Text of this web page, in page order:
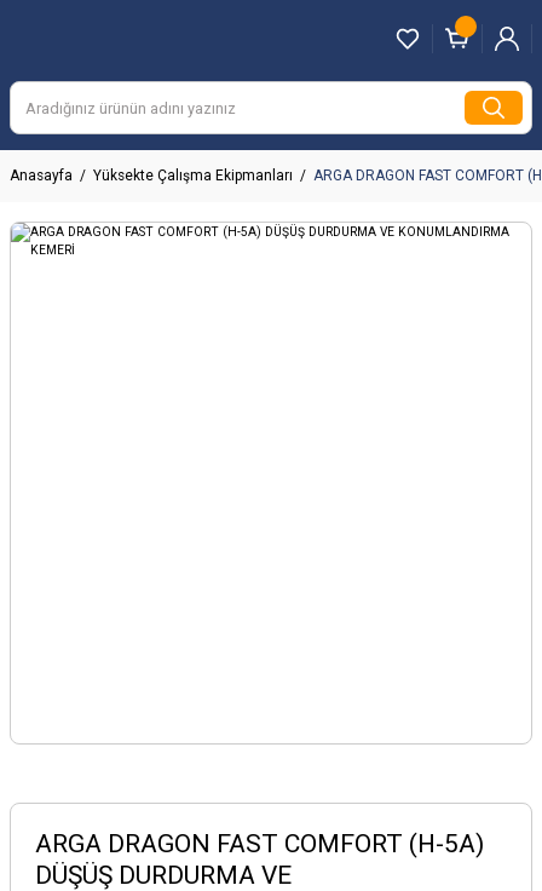
Anasayfa Yüksekte Çalışma Ekipmanları ARGA DRAGON FAST COMFORT
ARGA DRAGON FAST COMFORT (H-5A)
DÜŞÜŞ DURDURMA VE